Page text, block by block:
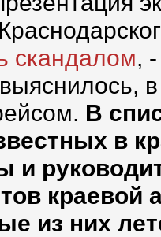
скандалом,
В
в
и
краевой
из них